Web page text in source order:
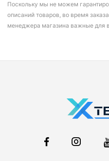
Поскольку мы не можем
описаний товаров, во время
менеджера магазина важные для